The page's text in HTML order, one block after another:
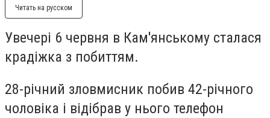
Читать на русском
Увечері 6 червня в Кам'янському сталася
крадіжка з побиттям.
28-річний зловмисник побив 42-річного
чоловіка і відібрав у нього телефон